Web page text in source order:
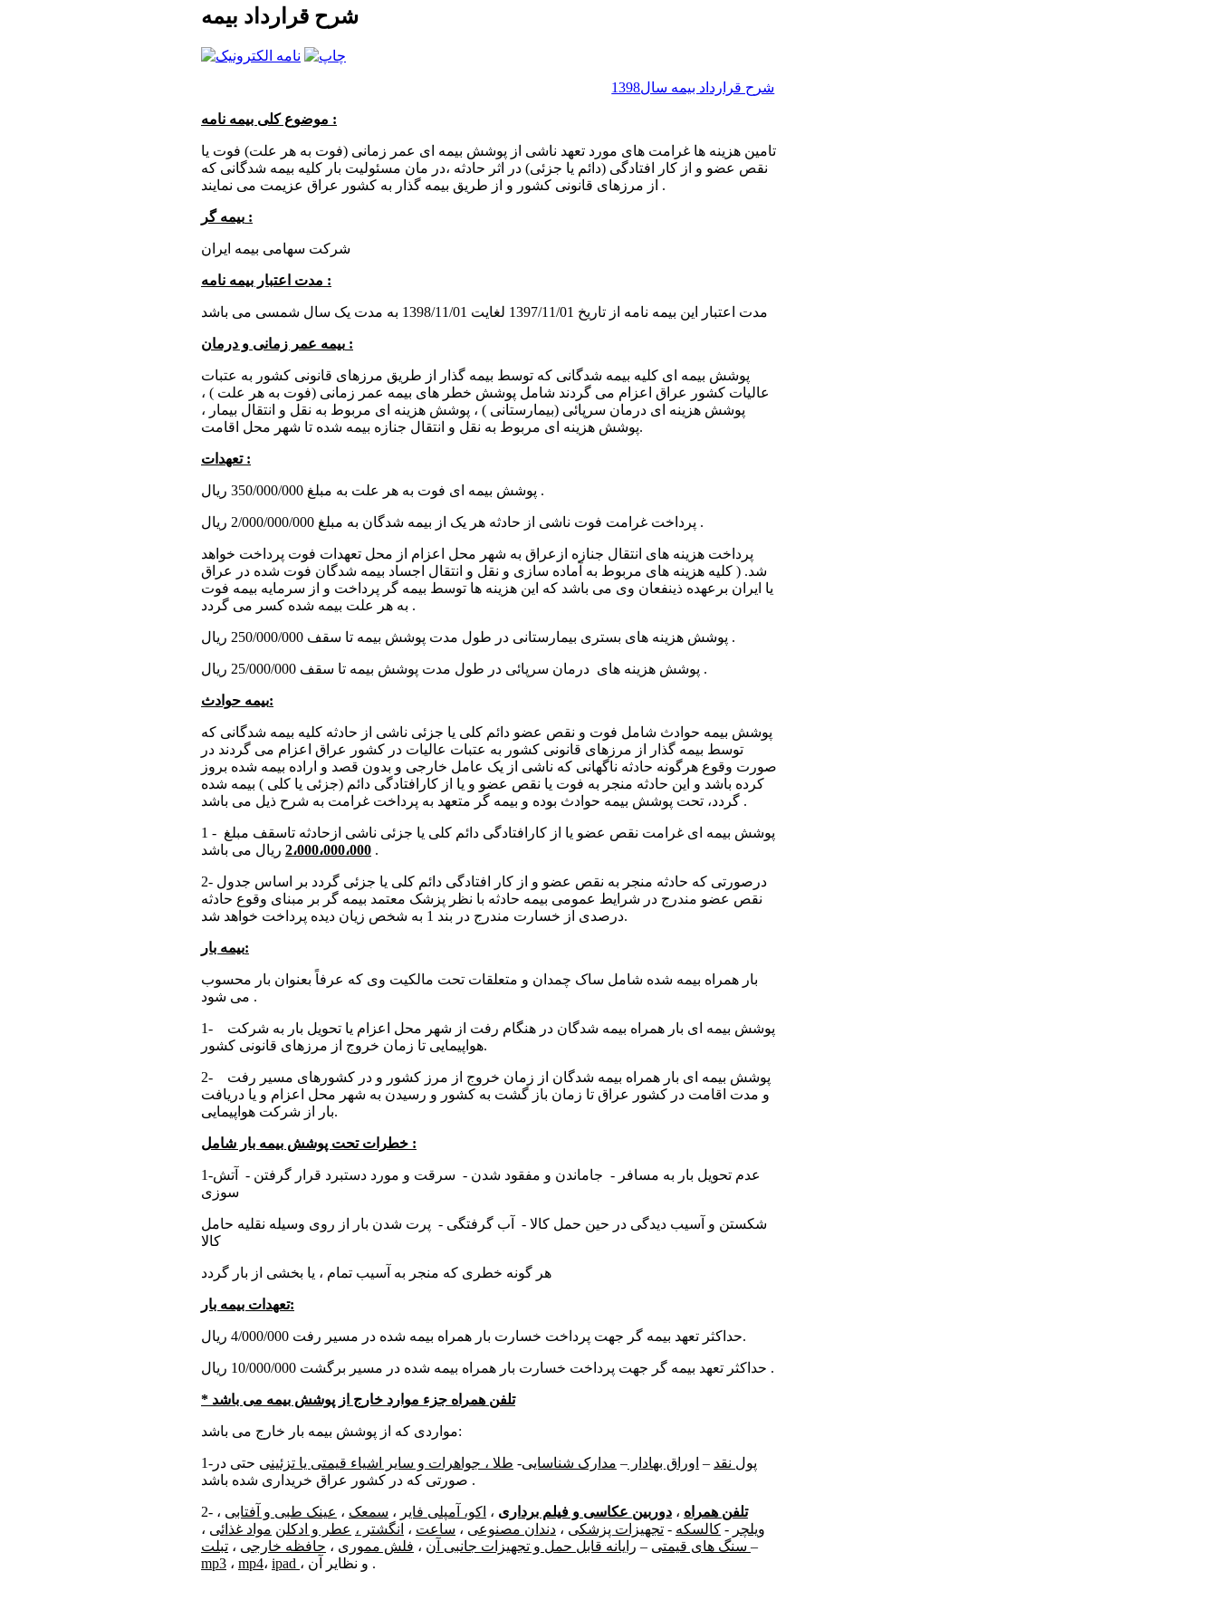
شرح قرارداد بیمه
شرح قرارداد بیمه سال1398
موضوع کلی بیمه نامه :
تامین هزینه ها غرامت های مورد تعهد ناشی از پوشش بیمه ای عمر زمانی (فوت به هر علت) فوت یا
نقص عضو و از کار افتادگی (دائم یا جزئی) در اثر حادثه ،‌در مان مسئولیت بار کلیه بیمه شدگانی که
از مرزهای قانونی کشور و از طریق بیمه گذار به کشور عراق عزیمت می نمایند .
بیمه گر :
شرکت سهامی بیمه ایران
مدت اعتبار بیمه نامه :
مدت اعتبار این بیمه نامه از تاریخ 1397/11/01 لغایت 1398/11/01 به مدت یک سال شمسی می باشد
بیمه عمر زمانی و درمان :
پوشش بیمه ای کلیه بیمه شدگانی که توسط بیمه گذار از طریق مرزهای قانونی کشور به عتبات
عالیات کشور عراق اعزام می گردند شامل پوشش خطر های بیمه عمر زمانی (فوت به هر علت ) ،
پوشش هزینه ای درمان سرپائی (بیمارستانی ) ، پوشش هزینه ای مربوط به نقل و انتقال بیمار ،
پوشش هزینه ای مربوط به نقل و انتقال جنازه بیمه شده تا شهر محل اقامت.
تعهدات :
پوشش بیمه ای فوت به هر علت به مبلغ 350/000/000 ریال .
پرداخت غرامت فوت ناشی از حادثه هر یک از بیمه شدگان به مبلغ 2/000/000/000 ریال .
پرداخت هزینه های انتقال جنازه ازعراق به شهر محل اعزام از محل تعهدات فوت پرداخت خواهد
شد. ( کلیه هزینه های مربوط به آماده سازی و نقل و انتقال اجساد بیمه شدگان فوت شده در عراق
یا ایران برعهده ذینفعان وی می باشد که این هزینه ها توسط بیمه گر پرداخت و از سرمایه بیمه فوت
به هر علت بیمه شده کسر می گردد .
پوشش هزینه های بستری بیمارستانی در طول مدت پوشش بیمه تا سقف 250/000/000 ریال .
پوشش هزینه های درمان سرپائی در طول مدت پوشش بیمه تا سقف 25/000/000 ریال .
بیمه حوادث:
پوشش بیمه حوادث شامل فوت و نقص عضو دائم کلی یا جزئی ناشی از حادثه کلیه بیمه شدگانی که
توسط بیمه گذار از مرزهای قانونی کشور به عتبات عالیات در کشور عراق اعزام می گردند در
صورت وقوع هرگونه حادثه ناگهانی که ناشی از یک عامل خارجی و بدون قصد و اراده بیمه شده بروز
کرده باشد و این حادثه منجر به فوت یا نقص عضو و یا از کارافتادگی دائم (جزئی یا کلی ) بیمه شده
گردد، تحت پوشش بیمه حوادث بوده و بیمه گر متعهد به پرداخت غرامت به شرح ذیل می باشد .
1 - پوشش بیمه ای غرامت نقص عضو یا از کارافتادگی دائم کلی یا جزئی ناشی ازحادثه تاسقف مبلغ
2،000،000،000 ریال می باشد .
2- درصورتی که حادثه منجر به نقص عضو و از کار افتادگی دائم کلی یا جزئی گردد بر اساس جدول
نقص عضو مندرج در شرایط عمومی بیمه حادثه با نظر پزشک معتمد بیمه گر بر مبنای وقوع حادثه
درصدی از خسارت مندرج در بند 1 به شخص زیان دیده پرداخت خواهد شد.
بیمه بار:
بار همراه بیمه شده شامل ساک چمدان و متعلقات تحت مالکیت وی که عرفاً بعنوان بار محسوب
می شود .
1- پوشش بیمه ای بار همراه بیمه شدگان در هنگام رفت از شهر محل اعزام یا تحویل بار به شرکت
هواپیمایی تا زمان خروج از مرزهای قانونی کشور.
2- پوشش بیمه ای بار همراه بیمه شدگان از زمان خروج از مرز کشور و در کشورهای مسیر رفت
و مدت اقامت در کشور عراق تا زمان باز گشت به کشور و رسیدن به شهر محل اعزام و یا دریافت
بار از شرکت هواپیمایی.
خطرات تحت پوشش بیمه بار شامل :
1-عدم تحویل بار به مسافر - جاماندن و مفقود شدن - سرقت و مورد دستبرد قرار گرفتن - آتش
سوزی
شکستن و آسیب دیدگی در حین حمل کالا - آب گرفتگی - پرت شدن بار از روی وسیله نقلیه حامل
کالا
هر گونه خطری که منجر به آسیب تمام ، یا بخشی از بار گردد
تعهدات بیمه بار:
حداکثر تعهد بیمه گر جهت پرداخت خسارت بار همراه بیمه شده در مسیر رفت 4/000/000 ریال.
حداکثر تعهد بیمه گر جهت پرداخت خسارت بار همراه بیمه شده در مسیر برگشت 10/000/000 ریال .
* تلفن همراه جزء موارد خارج از پوشش بیمه می باشد
مواردی که از پوشش بیمه بار خارج می باشد:
1- پول نقد – اوراق بهادار – مدارک شناسایی- طلا ، جواهرات و سایر اشیاء قیمتی یا تزئینی حتی در
صورتی که در کشور عراق خریداری شده باشد .
2- تلفن همراه ، دوربین عکاسی و فیلم برداری ، اکو، آمپلی فایر ، سمعک ، عینک طبی و آفتابی ،
ویلچر - کالسکه - تجهیزات پزشکی ، دندان مصنوعی ، ساعت ، انگشتر ، عطر و ادکلن مواد غذائی ،
سنگ های قیمتی – رایانه قابل حمل و تجهیزات جانبی آن ، فلش مموری ، حافظه خارجی ،
–
mp3 ، mp4، ipad ، و نظایر آن .